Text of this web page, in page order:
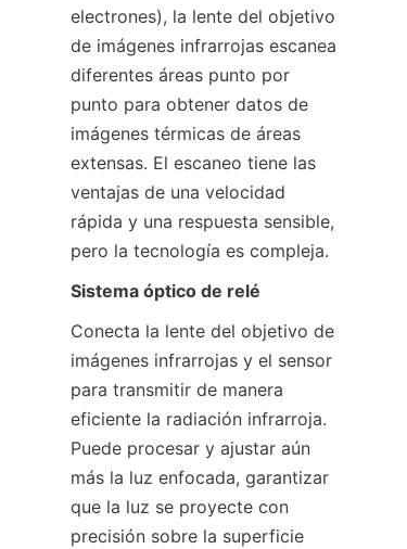
electrones), la lente del objetivo
de imágenes infrarrojas escanea
diferentes áreas punto por
punto para obtener datos de
imágenes térmicas de áreas
extensas. El escaneo tiene las
ventajas de una velocidad
rápida y una respuesta sensible,
pero la tecnología es compleja.
Sistema óptico de relé
Conecta la lente del objetivo de
imágenes infrarrojas y el sensor
para transmitir de manera
eficiente la radiación infrarroja.
Puede procesar y ajustar aún
más la luz enfocada, garantizar
que la luz se proyecte con
precisión sobre la superficie